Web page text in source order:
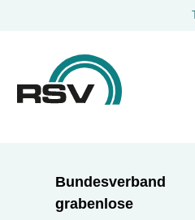
Bundesverband
grabenlose